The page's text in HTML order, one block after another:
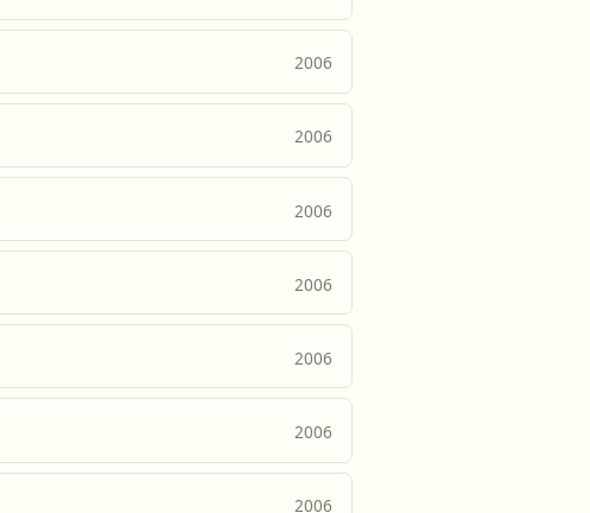
2006
2006
2006
2006
2006
2006
2006